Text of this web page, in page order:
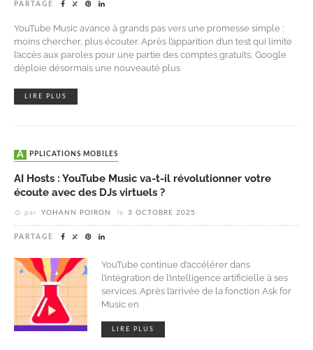
PARTAGE
YouTube Music avance à grands pas vers une promesse simple :
moins chercher, plus écouter. Après l’apparition d’un test qui limite
l’accès aux paroles pour une partie des comptes gratuits, Google
déploie désormais une nouveauté plus
LIRE PLUS
APPLICATIONS MOBILES
AI Hosts : YouTube Music va-t-il révolutionner votre
écoute avec des DJs virtuels ?
par YOHANN POIRON le 3 OCTOBRE 2025
PARTAGE
YouTube continue d’accélérer dans
l’intégration de l’intelligence artificielle à ses
services. Après l’arrivée de la fonction Ask for
Music en
LIRE PLUS